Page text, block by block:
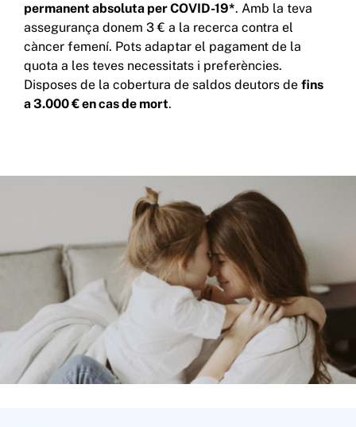
permanent absoluta per COVID-19*. Amb la teva
assegurança donem 3 € a la recerca contra el
càncer femení. Pots adaptar el pagament de la
quota a les teves necessitats i preferències.
Disposes de la cobertura de saldos deutors de fins
a 3.000 € en cas de mort.